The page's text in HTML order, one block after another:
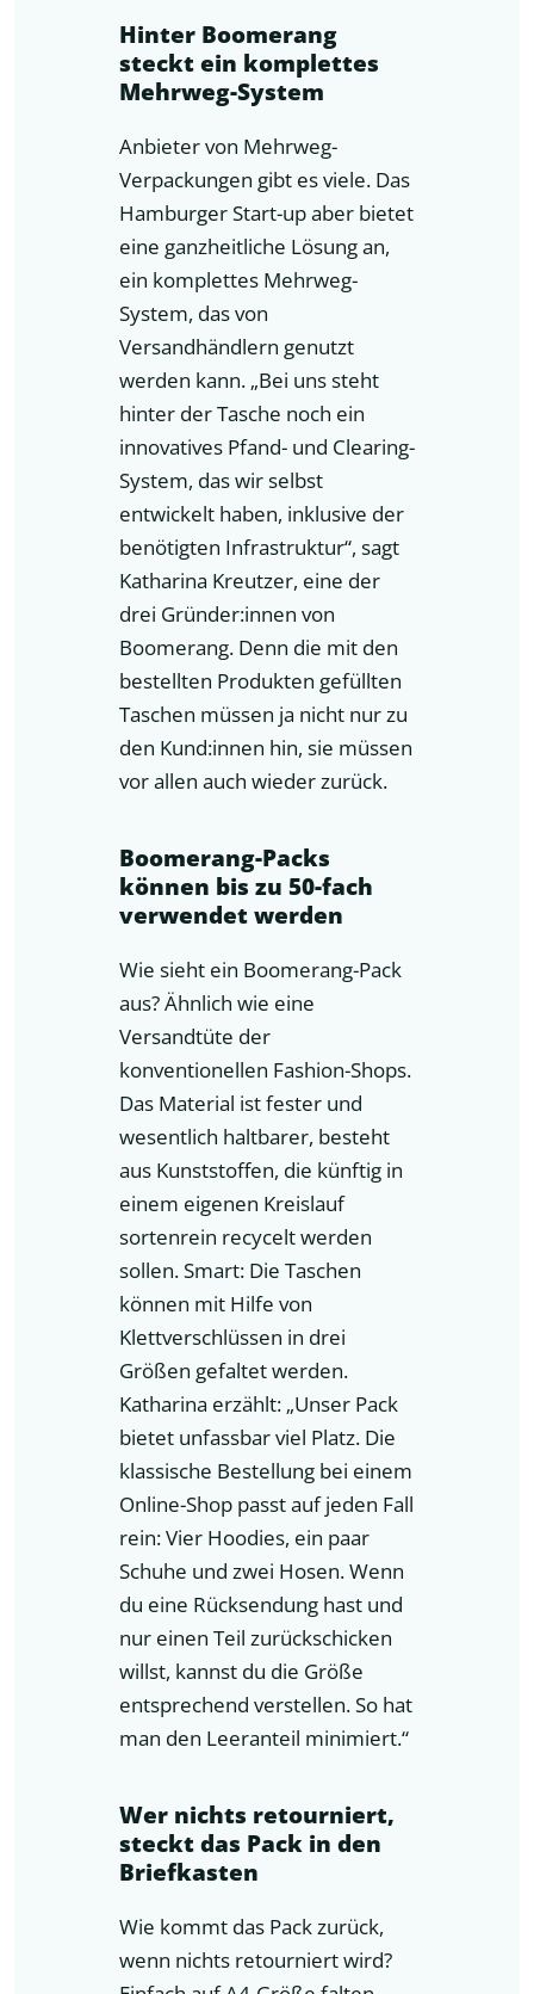
Hinter Boomerang
steckt ein komplettes
Mehrweg-System
Anbieter von Mehrweg-
Verpackungen gibt es viele. Das
Hamburger Start-up aber bietet
eine ganzheitliche Lösung an,
ein komplettes Mehrweg-
System, das von
Versandhändlern genutzt
werden kann. „Bei uns steht
hinter der Tasche noch ein
innovatives Pfand- und Clearing-
System, das wir selbst
entwickelt haben, inklusive der
benötigten Infrastruktur“, sagt
Katharina Kreutzer, eine der
drei Gründer:innen von
Boomerang. Denn die mit den
bestellten Produkten gefüllten
Taschen müssen ja nicht nur zu
den Kund:innen hin, sie müssen
vor allen auch wieder zurück.
Boomerang-Packs
können bis zu 50-fach
verwendet werden
Wie sieht ein Boomerang-Pack
aus? Ähnlich wie eine
Versandtüte der
konventionellen Fashion-Shops.
Das Material ist fester und
wesentlich haltbarer, besteht
aus Kunststoffen, die künftig in
einem eigenen Kreislauf
sortenrein recycelt werden
sollen. Smart: Die Taschen
können mit Hilfe von
Klettverschlüssen in drei
Größen gefaltet werden.
Katharina erzählt: „Unser Pack
bietet unfassbar viel Platz. Die
klassische Bestellung bei einem
Online-Shop passt auf jeden Fall
rein: Vier Hoodies, ein paar
Schuhe und zwei Hosen. Wenn
du eine Rücksendung hast und
nur einen Teil zurückschicken
willst, kannst du die Größe
entsprechend verstellen. So hat
man den Leeranteil minimiert.“
Wer nichts retourniert,
steckt das Pack in den
Briefkasten
Wie kommt das Pack zurück,
wenn nichts retourniert wird?